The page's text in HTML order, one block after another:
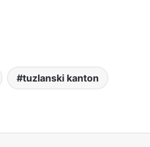
tuzlanski kanton